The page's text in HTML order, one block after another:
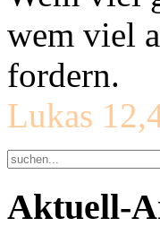
wem viel
fordern.
Lukas
Aktuell-